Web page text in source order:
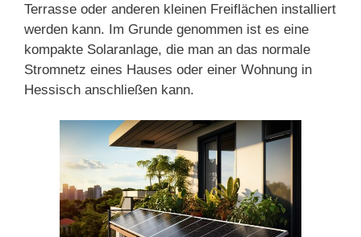
Terrasse oder anderen kleinen Freiflächen installiert
werden kann. Im Grunde genommen ist es eine
kompakte Solaranlage, die man an das normale
Stromnetz eines Hauses oder einer Wohnung in
Hessisch anschließen kann.